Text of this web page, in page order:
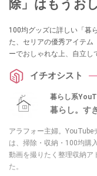
除」はもうお
100均グッズに詳しい「暮
た、セリアの優秀アイテム
ーでおしゃれな上、自立し
イチオシスト
暮らし系
暮らし。す
アラフォー主婦。YouTube
は、掃除・収納・100均購
動画を撮りたく整理収納ア
た。